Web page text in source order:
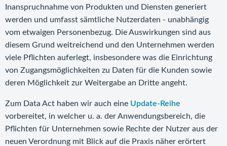
Inanspruchnahme von Produkten und Diensten generiert
werden und umfasst sämtliche Nutzerdaten - unabhängig
vom etwaigen Personenbezug. Die Auswirkungen sind aus
diesem Grund weitreichend und den Unternehmen werden
viele Pflichten auferlegt, insbesondere was die Einrichtung
von Zugangsmöglichkeiten zu Daten für die Kunden sowie
deren Möglichkeit zur Weitergabe an Dritte angeht.
Zum Data Act haben wir auch eine Update-Reihe
vorbereitet, in welcher u. a. der Anwendungsbereich, die
Pflichten für Unternehmen sowie Rechte der Nutzer aus der
neuen Verordnung mit Blick auf die Praxis näher erörtert